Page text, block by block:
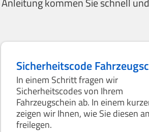
Sicherheitscode
In einem Schritt fragen wir
Sicherheitscodes von Ihrem
Fahrzeugschein ab. In einem
zeigen wir Ihnen, wie Sie diesen
freilegen.